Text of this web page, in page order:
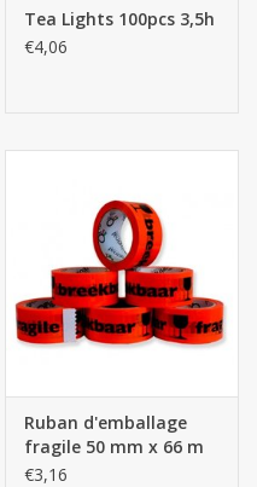
Tea Lights 100pcs 3,5h
€4,06
Ruban d'emballage
fragile 50 mm x 66 m
(6 rouleaux)
€3,16